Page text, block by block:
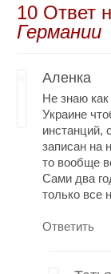
10 Oтвет
Германии
Аленка
Не знаю
Украине
инстанций,
записан на
то вообще
Сами два
только все
Ответить